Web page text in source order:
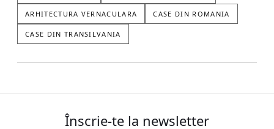
ARHITECTURA VERNACULARA CASE DIN ROMANIA
CASE DIN TRANSILVANIA
Înscrie-te la newsletter